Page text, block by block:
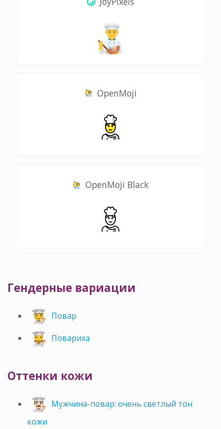
OpenMoji
OpenMoji Black
Гендерные вариации
Повар
Повариха
Оттенки кожи
Мужчина-повар: очень светлый тон
кожи